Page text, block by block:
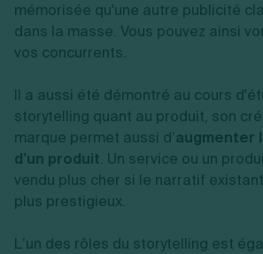
mémorisée qu'une autre publicité
dans la masse. Vous pouvez ainsi
vos concurrents.
Il a aussi été démontré au cours
storytelling quant au produit, son
marque permet aussi d’augmenter
d’un produit. Un service ou un
vendu plus cher si le narratif
plus prestigieux.
L’un des rôles du storytelling est